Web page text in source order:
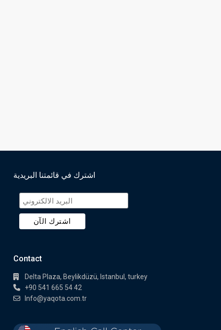
اشترك في قائمتنا البريدية
Contact
Delta Plaza, Beylikdüzü, Istanbul, turkey
+90 541 665 54 42
Info@yaqota.com.tr